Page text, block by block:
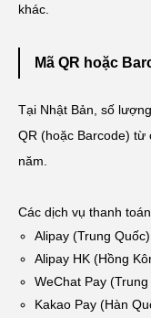
khác.
Mã QR hoặc
Tại Nhật Bản, số
QR (hoặc Barcode) từ
năm.
Các dịch vụ thanh
Alipay (Trung Quốc)
Alipay HK (Hồng
WeChat Pay (Trung
Kakao Pay (Hàn